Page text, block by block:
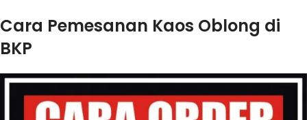
Cara Pemesanan Kaos Oblong di
BKP